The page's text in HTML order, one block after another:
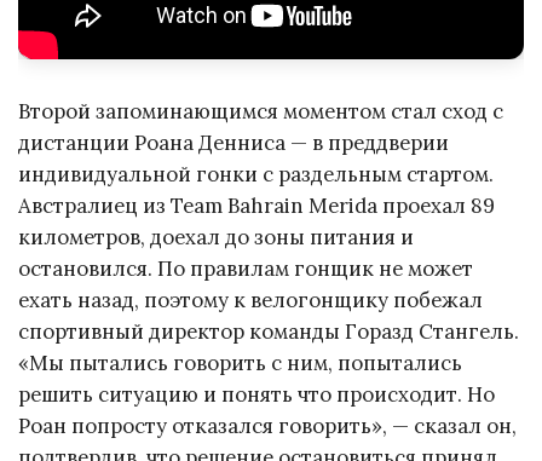
Второй запоминающимся моментом стал сход с
дистанции Роана Денниса — в преддверии
индивидуальной гонки с раздельным стартом.
Австралиец из Team Bahrain Merida проехал 89
километров, доехал до зоны питания и
остановился. По правилам гонщик не может
ехать назад, поэтому к велогонщику побежал
спортивный директор команды Горазд Стангель.
«Мы пытались говорить с ним, попытались
решить ситуацию и понять что происходит. Но
Роан попросту отказался говорить», — сказал он,